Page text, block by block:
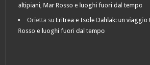
altipiani, Mar Rosso e luoghi fuori dal tempo
Orietta suEritrea e Isole Dahlak: un
Rosso e luoghi fuori dal tempo